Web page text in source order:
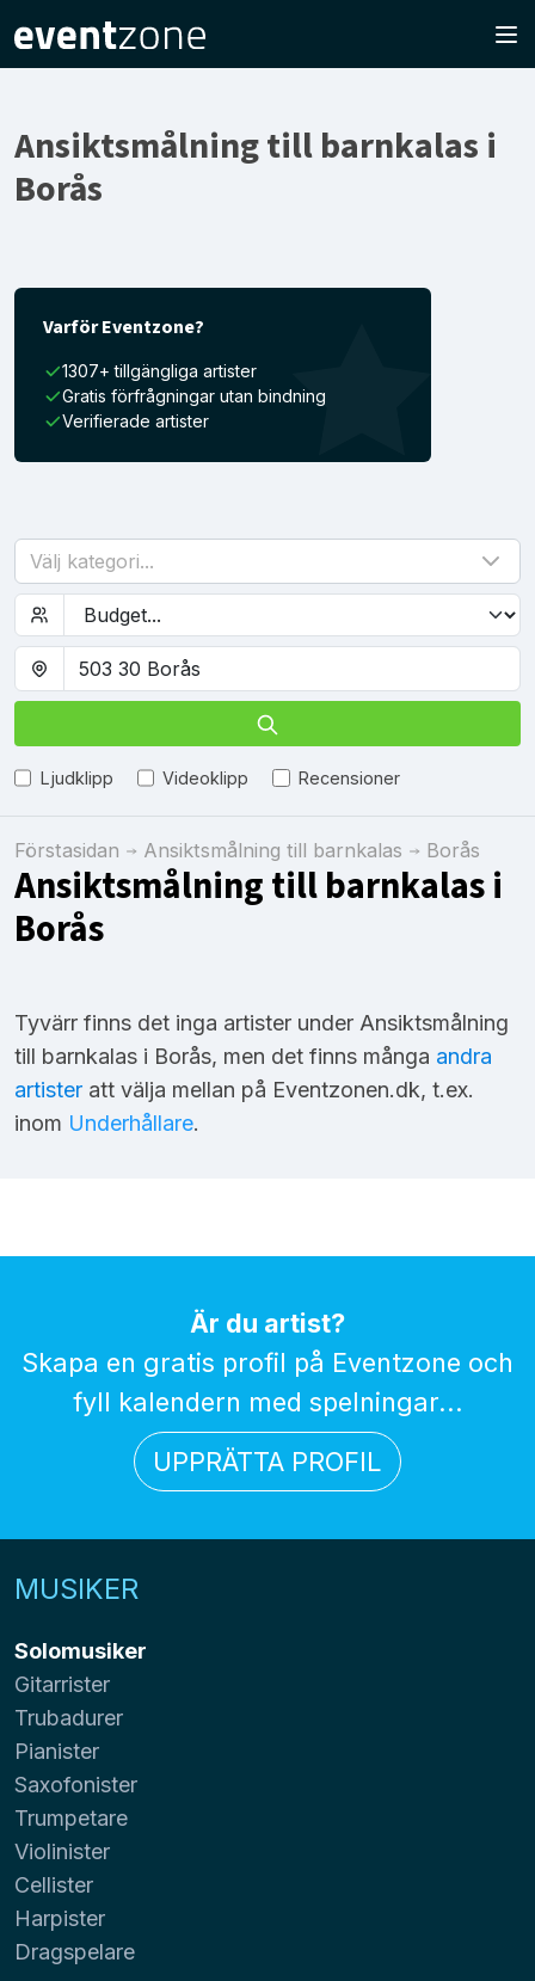
Ansiktsmålning till barnkalas i
Borås
Varför Eventzone?
1307+ tillgängliga artister
Gratis förfrågningar utan bindning
Verifierade artister
Välj kategori...
Ljudklipp Videoklipp Recensioner
Förstasidan Ansiktsmålning till barnkalas Borås
Ansiktsmålning till barnkalas i
Borås
Tyvärr finns det inga artister under Ansiktsmålning
till barnkalas i Borås, men det finns många andra
artister att välja mellan på Eventzonen.dk, t.ex.
inom Underhållare.
Är du artist?
Skapa en gratis profil på Eventzone och
fyll kalendern med spelningar...
UPPRÄTTA PROFIL
MUSIKER
Solomusiker
Gitarrister
Trubadurer
Pianister
Saxofonister
Trumpetare
Violinister
Cellister
Harpister
Dragspelare